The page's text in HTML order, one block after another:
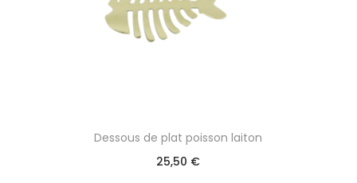
Dessous de plat poisson laiton
25,50 €